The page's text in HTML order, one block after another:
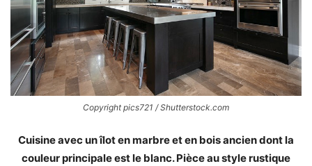
Copyright pics721 / Shutterstock.com
Cuisine avec un îlot en marbre et en bois ancien dont la
couleur principale est le blanc. Pièce au style rustique